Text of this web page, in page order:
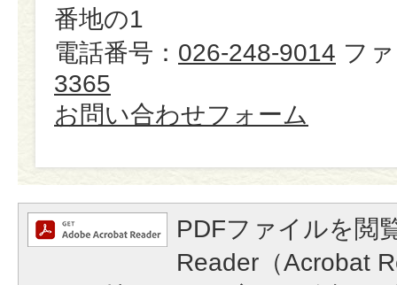
番地の1
電話番号： 026-248-9014 フ
3365
お問い合わせフォーム
PDFファイルを閲
Reader（Acrobat